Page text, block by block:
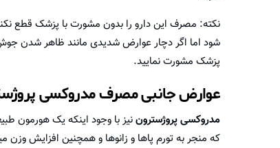
نکته: مصرف این دارو را بدون مشورت با پزشک قطع
شود اما اگر دچار عوارض شدیدی مانند ظاهر شدن
پزشک مشورت نمایید.
عوارض جانبی مصرف مدروکسی
مدروکسی پروژستروننیز با وجود اینکه یک هورمون
که منجر به تورم پاها و زانوها و همچنین افزایش